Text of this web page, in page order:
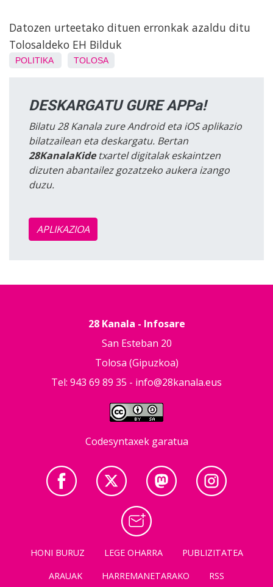
Datozen urteetako dituen erronkak azaldu ditu
Tolosaldeko EH Bilduk
POLITIKA TOLOSA
DESKARGATU GURE APPa!
Bilatu 28 Kanala zure Android eta iOS aplikazio
bilatzailean eta deskargatu. Bertan
28KanalaKidetxartel digitalak eskaintzen
dizuten abantailez gozatzeko aukera izango
duzu.
APLIKAZIOA
28 Kanala - Infosare
San Esteban 20
Tolosa (Gipuzkoa)
Tel: 943 69 89 35 - info@28kanala.eus
Codesyntaxek garatua
HONI BURUZ LEGE OHARRA
PUBLIZITATEA
ARAUAK
HARREMANETARAKO RSS